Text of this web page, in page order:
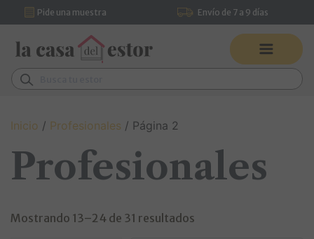
Pide una muestra Envío de 7 a 9 días
Pídenos asesoramiento por
Saltar al contenido
Navegación principal
Buscar:
Inicio / Profesionales / Página 2
Profesionales
Mostrando 13–24 de 31 resultados